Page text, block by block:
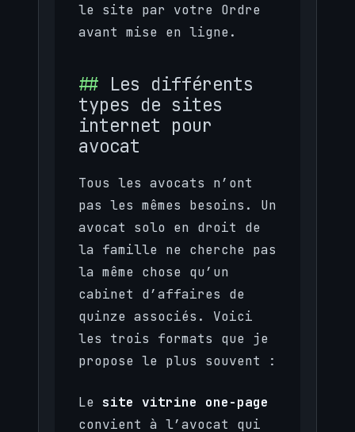
le site par votre Ordre
avant mise en ligne.
Les différents
types de sites
internet pour
avocat
Tous les avocats n’ont
pas les mêmes besoins. Un
avocat solo en droit de
la famille ne cherche pas
la même chose qu’un
cabinet d’affaires de
quinze associés. Voici
les trois formats que je
propose le plus souvent :
Le site vitrine one-page
convient à l’avocat qui